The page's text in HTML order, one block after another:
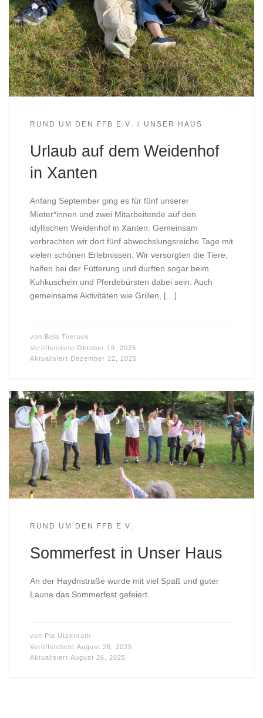
RUND UM DEN FFB E.V. UNSER HAUS
Urlaub auf dem Weidenhof
in Xanten
Anfang September ging es für fünf unserer
Mieter*innen und zwei Mitarbeitende auf den
idyllischen Weidenhof in Xanten. Gemeinsam
verbrachten wir dort fünf abwechslungsreiche Tage mit
vielen schönen Erlebnissen. Wir versorgten die Tiere,
halfen bei der Fütterung und durften sogar beim
Kuhkuscheln und Pferdebürsten dabei sein. Auch
gemeinsame Aktivitäten wie Grillen, […]
von Bela Toeroek
Veröffentlicht Oktober 19, 2025
Aktualisiert Dezember 22, 2025
RUND UM DEN FFB E.V.
Sommerfest in Unser Haus
An der Haydnstraße wurde mit viel Spaß und guter
Laune das Sommerfest gefeiert.
von Pia Utzenrath
Veröffentlicht August 26, 2025
Aktualisiert August 26, 2025